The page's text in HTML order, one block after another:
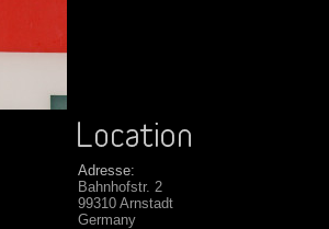
Adresse:
Bahnhofstr. 2
99310 Arnstadt
Germany